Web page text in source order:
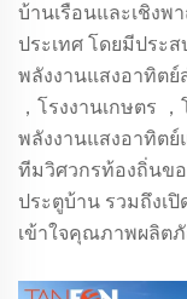
บ้านเรือนและเชิงพ
ประเทศ โดยมีประ
พลังงานแสงอาทิตย์
， โรงงานเกษตร ，
พลังงานแสงอาทิต
ทีมวิศวกรท้องถิ่นขอ
ประตูบ้าน รวมถึงเ
เข้าใจคุณภาพผลิต